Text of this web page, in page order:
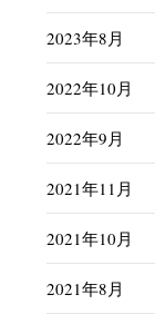
2023年8月
2022年10月
2022年9月
2021年11月
2021年10月
2021年8月